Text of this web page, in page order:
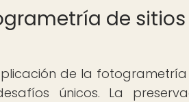
de sitios
de la
únicos. La